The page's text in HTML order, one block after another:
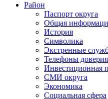
Район
Паспорт округа
Общая
История
Символика
Экстренные
Телефоны доверия
Инвестиционная
СМИ округа
Экономика
Социальная сфера